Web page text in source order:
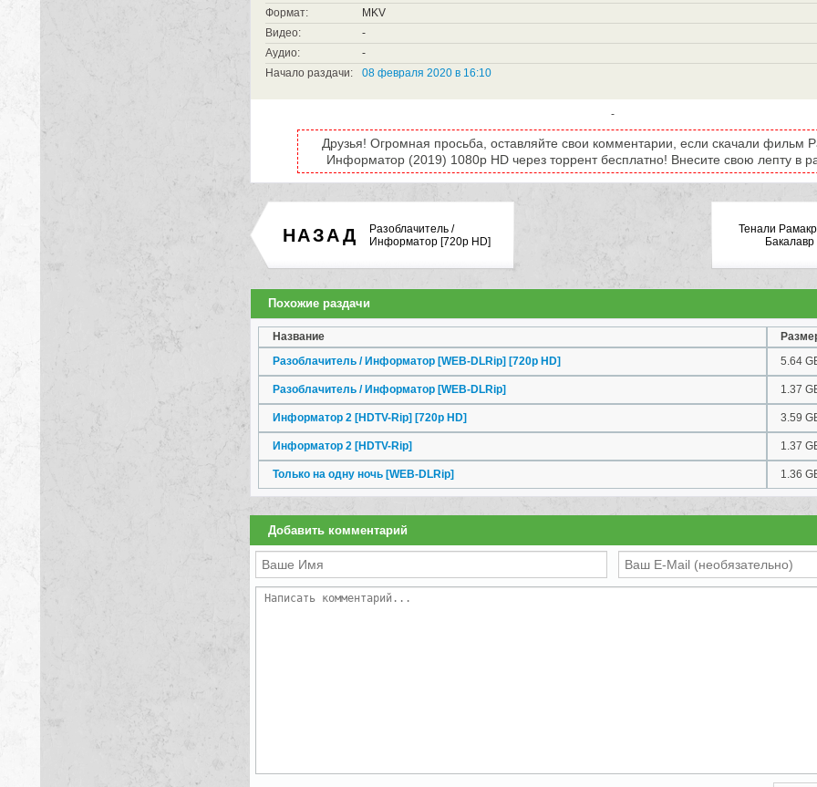
Формат:
MKV
Видео:
-
Аудио:
-
Начало раздачи:
08 февраля 2020 в 16:10
-
Друзья! Огромная просьба, оставляйте свои комментарии, если скачали фильм
Информатор (2019) 1080p HD через торрент бесплатно! Внесите свою лепту в
НАЗАД
Разоблачитель /
Информатор [720p HD]
Тенали
Похожие раздачи
Название
Разоблачитель / Информатор [WEB-DLRip] [720p HD]
5.64
Разоблачитель / Информатор [WEB-DLRip] 1.37
Информатор 2 [HDTV-Rip] [720p HD] 3.59
Информатор 2 [HDTV-Rip] 1.37
Только на одну ночь [WEB-DLRip] 1.36
Добавить комментарий